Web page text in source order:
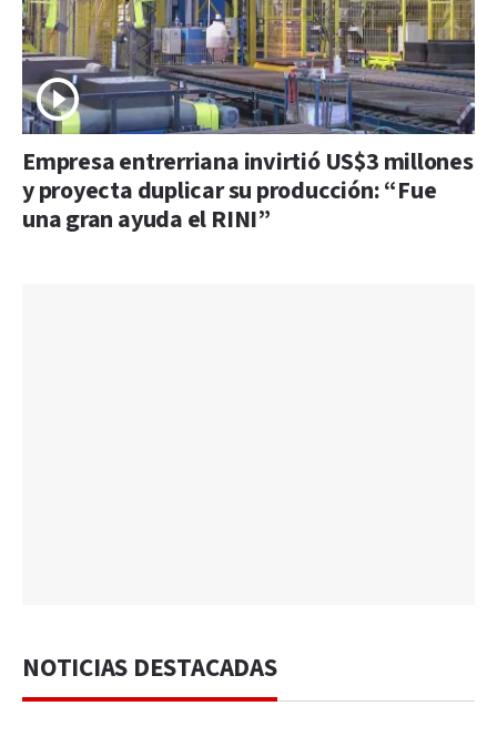
Empresa entrerriana invirtió US$3 millones
y proyecta duplicar su producción: “Fue
una gran ayuda el RINI”
NOTICIAS DESTACADAS